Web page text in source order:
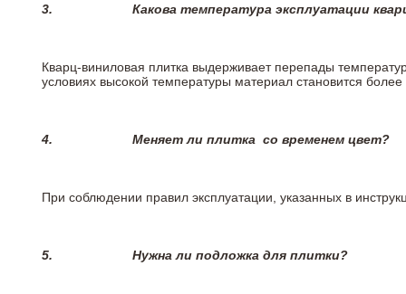
3. Какова температура эксплуатации
Кварц-виниловая плитка выдерживает перепады
условиях высокой температуры материал становится
4. Меняет ли плитка со временем цвет?
При соблюдении правил эксплуатации, указанных в
5. Нужна ли подложка для плитки?